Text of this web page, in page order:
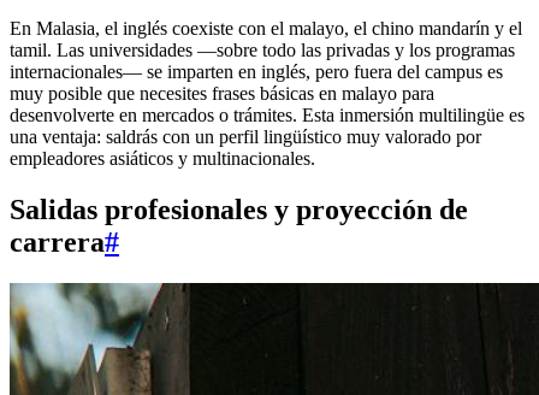
En Malasia, el inglés coexiste con el malayo, el chino mandarín y el
tamil. Las universidades —sobre todo las privadas y los programas
internacionales— se imparten en inglés, pero fuera del campus es
muy posible que necesites frases básicas en malayo para
desenvolverte en mercados o trámites. Esta inmersión multilingüe es
una ventaja: saldrás con un perfil lingüístico muy valorado por
empleadores asiáticos y multinacionales.
Salidas profesionales y proyección de
carrera#